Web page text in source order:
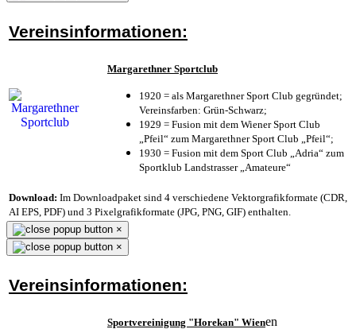
Vereinsinformationen:
Margarethner Sportclub
1920 = als Margarethner Sport Club gegründet;
Vereinsfarben: Grün-Schwarz;
1929 = Fusion mit dem Wiener Sport Club
„Pfeil“ zum Margarethner Sport Club „Pfeil“;
1930 = Fusion mit dem Sport Club „Adria“ zum
Sportklub Landstrasser „Amateure“
Download: Im Downloadpaket sind 4 verschiedene Vektorgrafikformate (CDR,
AI EPS, PDF) und 3 Pixelgrafikformate (JPG, PNG, GIF) enthalten.
×
×
Vereinsinformationen:
Sportvereinigung "Horekan" Wienen